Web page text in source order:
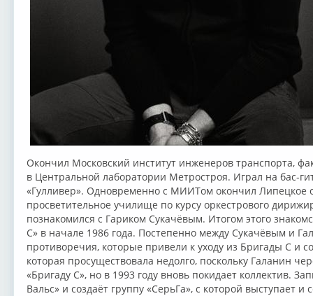
Окончил Московский институт инженеров транспорта,
в Центральной лаборатории Метростроя. Играл на бас-
«Гулливер». Одновременно с МИИТом окончил Липецкое
просветительное училище по курсу оркестрового
познакомился с Гариком Сукачёвым. Итогом этого
С» в начале 1986 года. Постепенно между Сукачёвым и
противоречия, которые привели к уходу из Бригады С и
которая просуществовала недолго, поскольку Галанин
«Бригаду С», но в 1993 году вновь покидает коллектив.
Вальс» и создаёт группу «СерьГа», с которой выступает и